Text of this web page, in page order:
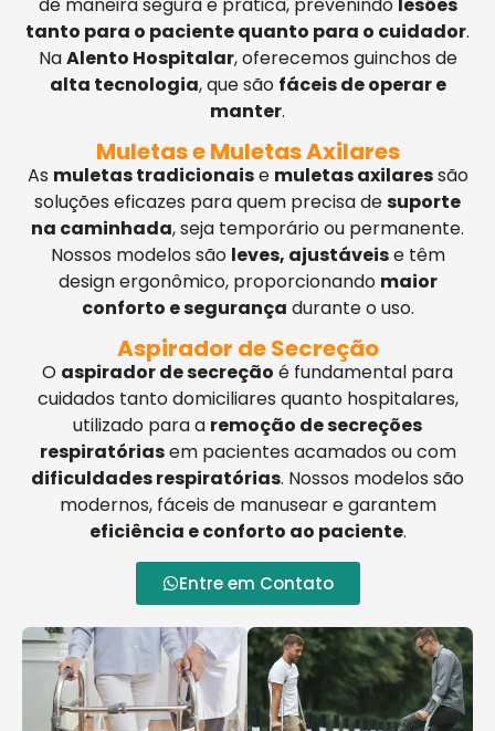
tanto para o paciente quanto para o cuidador.
NaAlento Hospitalar, oferecemos guinchos de
alta tecnologia, que são fáceis de operar e
manter.
Muletas e Muletas Axilares
As muletas tradicionaise muletas axilaressão
soluções eficazes para quem precisa desuporte
na caminhada, seja temporário ou permanente.
Nossos modelos são leves, ajustáveise têm
design ergonômico, proporcionando maior
conforto e segurança durante o uso.
Aspirador de Secreção
O aspirador de secreção é fundamental para
cuidados tanto domiciliares quanto hospitalares,
utilizado para a remoção de secreções
respiratóriasem pacientes acamados ou com
dificuldades respiratórias. Nossos modelos são
modernos, fáceis de manusear e garantem
eficiência e conforto ao paciente.
Entre em Contato